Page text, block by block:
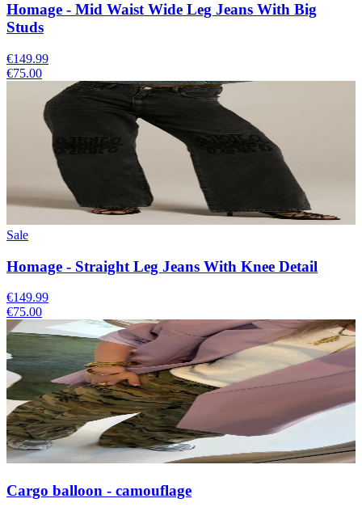
Homage - Mid Waist Wide Leg Jeans With Big
Studs
€149.99
€75.00
Sale
Homage - Straight Leg Jeans With Knee Detail
€149.99
€75.00
Cargo balloon - camouflage